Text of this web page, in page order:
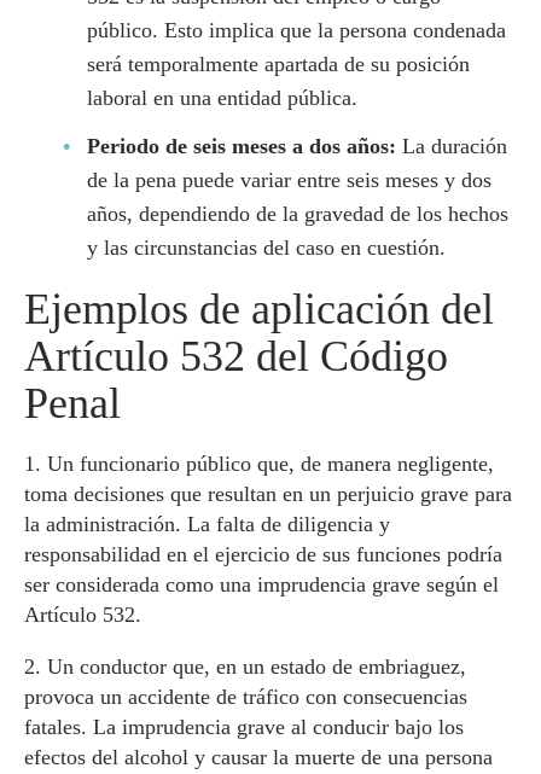
público. Esto implica que la persona condenada
será temporalmente apartada de su posición
laboral en una entidad pública.
Periodo de seis meses a dos años: La duración
de la pena puede variar entre seis meses y dos
años, dependiendo de la gravedad de los hechos
y las circunstancias del caso en cuestión.
Ejemplos de aplicación del
Artículo 532 del Código
Penal
1. Un funcionario público que, de manera negligente,
toma decisiones que resultan en un perjuicio grave para
la administración. La falta de diligencia y
responsabilidad en el ejercicio de sus funciones podría
ser considerada como una imprudencia grave según el
Artículo 532.
2. Un conductor que, en un estado de embriaguez,
provoca un accidente de tráfico con consecuencias
fatales. La imprudencia grave al conducir bajo los
efectos del alcohol y causar la muerte de una persona